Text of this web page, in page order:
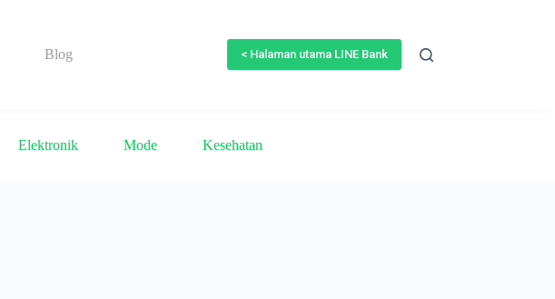
Blog < Halaman utama LINE Bank
Elektronik Mode Kesehatan